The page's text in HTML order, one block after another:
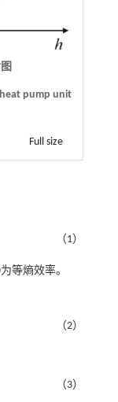
pump unit
Full size
（1）
为等熵效率。
（2）
（3）